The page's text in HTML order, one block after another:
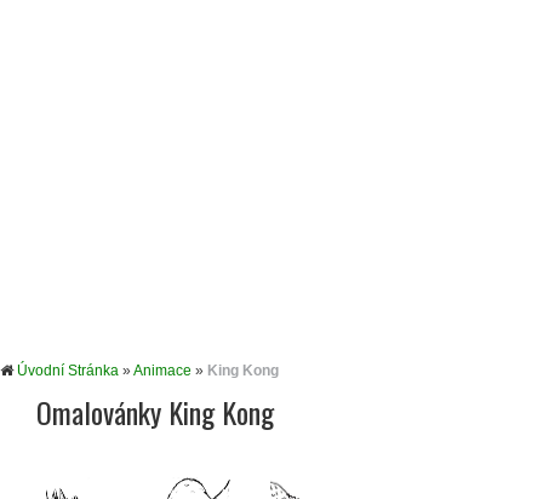
Úvodní Stránka »Animace » King Kong
Omalovánky King Kong